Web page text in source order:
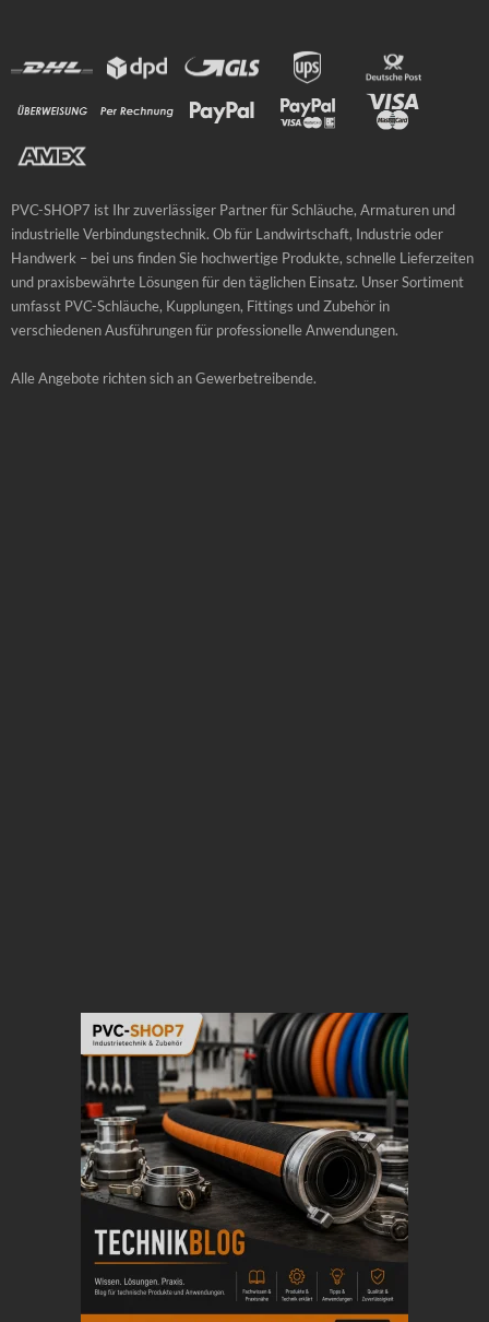
PVC-SHOP7 ist Ihr zuverlässiger Partner für Schläuche, Armaturen und
industrielle Verbindungstechnik. Ob für Landwirtschaft, Industrie oder
Handwerk – bei uns finden Sie hochwertige Produkte, schnelle Lieferzeiten
und praxisbewährte Lösungen für den täglichen Einsatz. Unser Sortiment
umfasst PVC-Schläuche, Kupplungen, Fittings und Zubehör in
verschiedenen Ausführungen für professionelle Anwendungen.
Alle Angebote richten sich an Gewerbetreibende.